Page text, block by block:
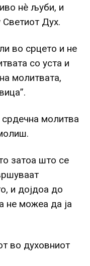
нè љуби, и
Дух.
во срцето и не
со уста и
молитвата,
молитва
затоа што се
и дојдоа до
не можеа да ја
во духовниот